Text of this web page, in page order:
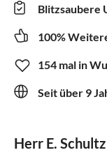
Blitzsaubere
100%
154 mal in
Seit über 9
Herr E. Schultz